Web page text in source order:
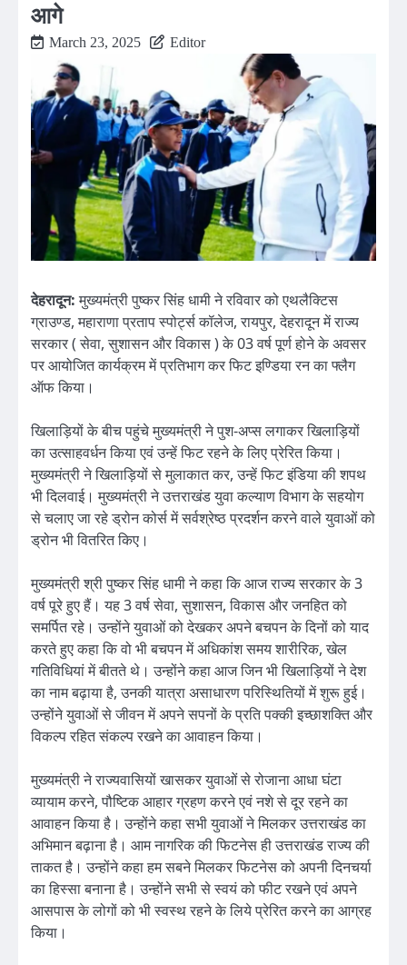
आगे
March 23, 2025 Editor
देहरादून:मुख्यमंत्री पुष्कर सिंह धामी ने रविवार को एथलैक्टिस
ग्राउण्ड, महाराणा प्रताप स्पोर्ट्स कॉलेज, रायपुर, देहरादून में राज्य
सरकार ( सेवा, सुशासन और विकास ) के 03 वर्ष पूर्ण होने के अवसर
पर आयोजित कार्यक्रम में प्रतिभाग कर फिट इण्डिया रन का फ्लैग
ऑफ किया।
खिलाड़ियों के बीच पहुंचे मुख्यमंत्री ने पुश-अप्स लगाकर खिलाड़ियों
का उत्साहवर्धन किया एवं उन्हें फिट रहने के लिए प्रेरित किया।
मुख्यमंत्री ने खिलाड़ियों से मुलाकात कर, उन्हें फिट इंडिया की शपथ
भी दिलवाई। मुख्यमंत्री ने उत्तराखंड युवा कल्याण विभाग के सहयोग
से चलाए जा रहे ड्रोन कोर्स में सर्वश्रेष्ठ प्रदर्शन करने वाले युवाओं को
ड्रोन भी वितरित किए।
मुख्यमंत्री श्री पुष्कर सिंह धामी ने कहा कि आज राज्य सरकार के 3
वर्ष पूरे हुए हैं। यह 3 वर्ष सेवा, सुशासन, विकास और जनहित को
समर्पित रहे। उन्होंने युवाओं को देखकर अपने बचपन के दिनों को याद
करते हुए कहा कि वो भी बचपन में अधिकांश समय शारीरिक, खेल
गतिविधियां में बीतते थे। उन्होंने कहा आज जिन भी खिलाड़ियों ने देश
का नाम बढ़ाया है, उनकी यात्रा असाधारण परिस्थितियों में शुरू हुई।
उन्होंने युवाओं से जीवन में अपने सपनों के प्रति पक्की इच्छाशक्ति और
विकल्प रहित संकल्प रखने का आवाहन किया।
मुख्यमंत्री ने राज्यवासियों खासकर युवाओं से रोजाना आधा घंटा
व्यायाम करने, पौष्टिक आहार ग्रहण करने एवं नशे से दूर रहने का
आवाहन किया है। उन्होंने कहा सभी युवाओं ने मिलकर उत्तराखंड का
अभिमान बढ़ाना है। आम नागरिक की फिटनेस ही उत्तराखंड राज्य की
ताकत है। उन्होंने कहा हम सबने मिलकर फिटनेस को अपनी दिनचर्या
का हिस्सा बनाना है। उन्होंने सभी से स्वयं को फीट रखने एवं अपने
आसपास के लोगों को भी स्वस्थ रहने के लिये प्रेरित करने का आग्रह
किया।